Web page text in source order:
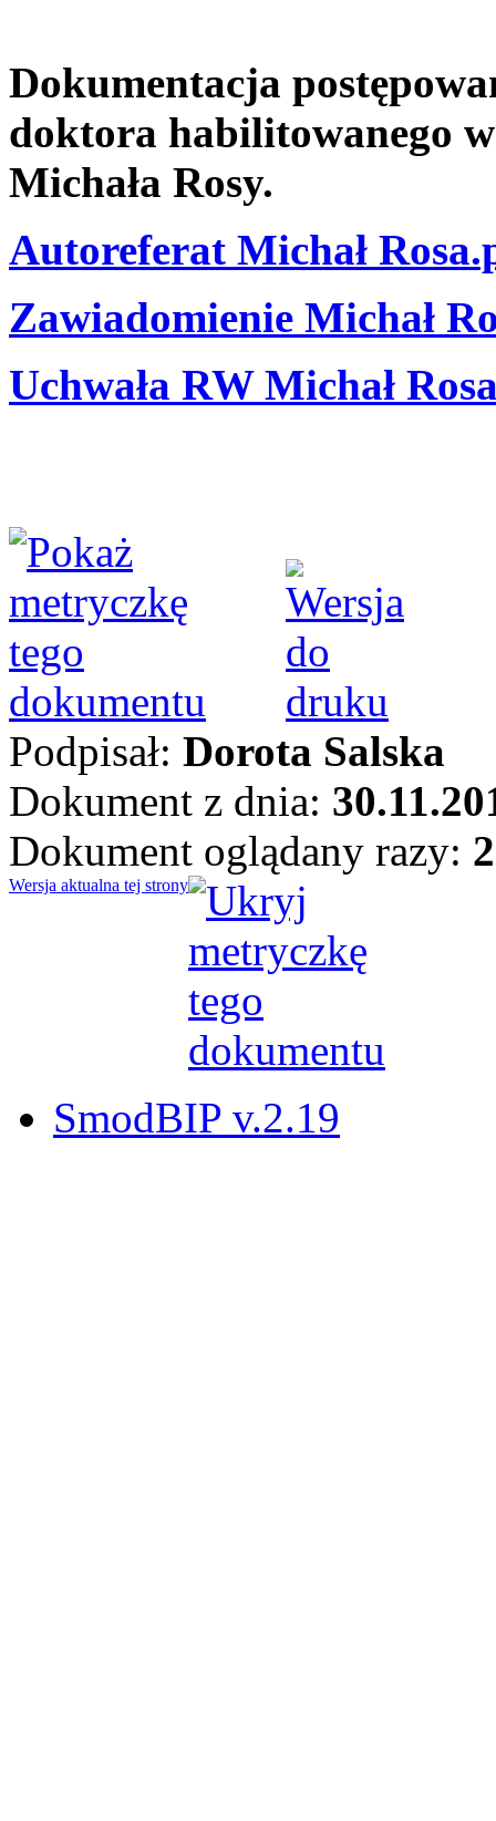
Dokumentacja
doktora habilitowanego
Michała Rosy.
Autoreferat Michał
Zawiadomienie Michał
Uchwała RW Michał
Podpisał: Dorota Salska
Dokument z dnia:
Dokument oglądany razy:
Wersja aktualna tej strony
SmodBIP v.2.19